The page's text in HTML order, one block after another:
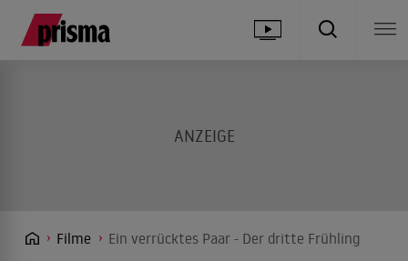
Filme Ein verrücktes Paar - Der dritte Frühling